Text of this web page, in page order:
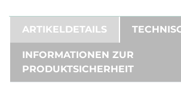
ARTIKELDETAILS
INFORMATIONEN ZUR
PRODUKTSICHERHEIT